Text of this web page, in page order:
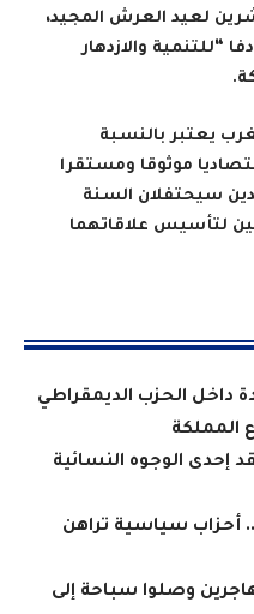
لعيد العرش المجيد،
“للتنمية والازدهار
يعتبر بالنسبة
موثوقا ومستقرا
سيحتفلان السنة
لتأسيس علاقاتهما
داخل الحزب الديمقراطي
المملكة
إحدى الوجوه النسائية
أحزاب سياسية تراهن
وصلوا سباحة إلى